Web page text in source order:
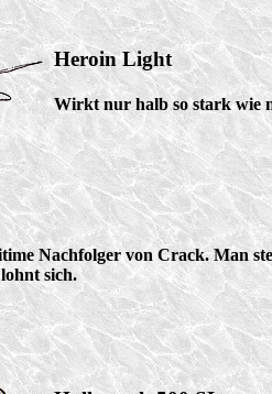
Heroin Light
Wirkt nur halb so stark wie
Nachfolger von Crack. Man
sich.